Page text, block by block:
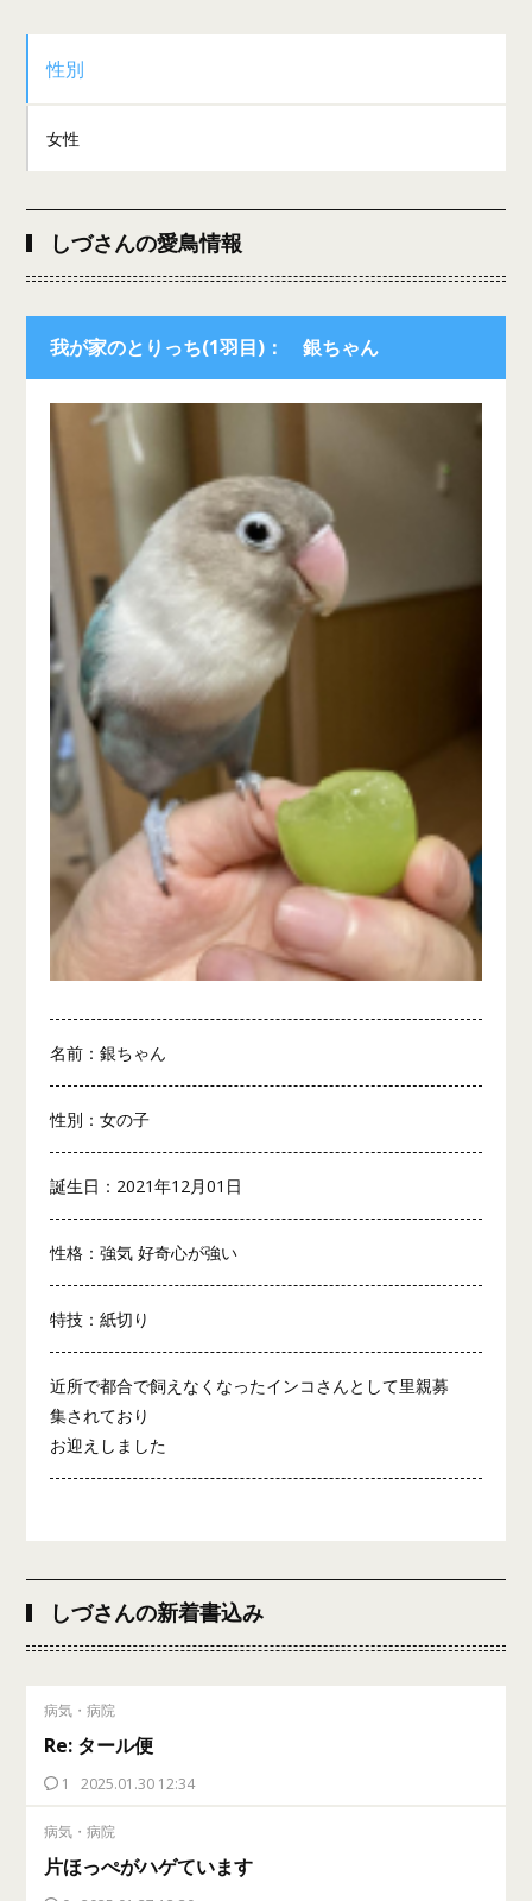
性別
女性
しづさんの愛鳥情報
我が家のとりっち(1羽目)： 銀ちゃん
名前：銀ちゃん
性別：女の子
誕生日：2021年12月01日
性格：強気 好奇心が強い
特技：紙切り
近所で都合で飼えなくなったインコさんとして里親募
集されており
お迎えしました
しづさんの新着書込み
病気・病院
Re: タール便
1 2025.01.30 12:34
病気・病院
片ほっぺがハゲています